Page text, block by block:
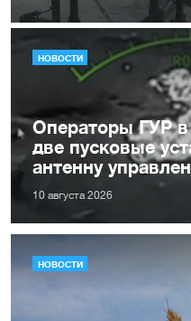
НОВОСТИ
Операторы ГУР
две пусковые
антенну
10 августа 2026
НОВОСТИ